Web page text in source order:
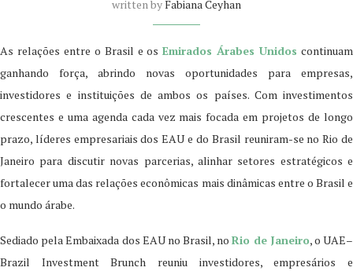
written byFabiana Ceyhan
As relações entre o Brasil e osEmirados Árabes Unidos continuam
ganhando força, abrindo novas oportunidades para empresas,
investidores e instituições de ambos os países. Com investimentos
crescentes e uma agenda cada vez mais focada em projetos de longo
prazo, líderes empresariais dos EAU e do Brasil reuniram-se no Rio de
Janeiro para discutir novas parcerias, alinhar setores estratégicos e
fortalecer uma das relações econômicas mais dinâmicas entre o Brasil e
o mundo árabe.
Sediado pela Embaixada dos EAU no Brasil, noRio de Janeiro, o UAE–
Brazil Investment Brunch reuniu investidores, empresários e